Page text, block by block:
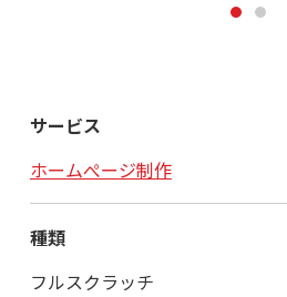
1 2
サービス
ホームぺージ制作
種類
フルスクラッチ